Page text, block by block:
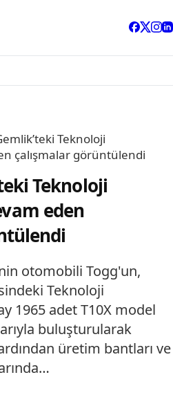
Teknoloji
çalışmalar görüntülendi
Teknoloji
eden
otomobili Togg'un,
Teknoloji
1965 adet T10X model
buluşturularak
üretim bantları ve